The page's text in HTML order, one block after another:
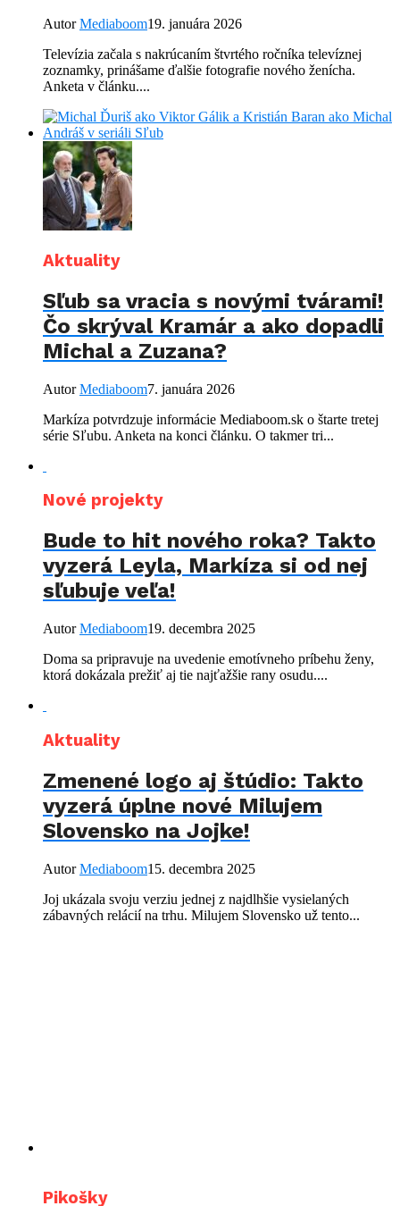
AutorMediaboom19. januára 2026
Televízia začala s nakrúcaním štvrtého ročníka televíznej
zoznamky, prinášame ďalšie fotografie nového ženícha.
Anketa v článku....
Aktuality
Sľub sa vracia s novými tvárami!
Čo skrýval Kramár a ako dopadli
Michal a Zuzana?
AutorMediaboom7. januára 2026
Markíza potvrdzuje informácie Mediaboom.sk o štarte tretej
série Sľubu. Anketa na konci článku. O takmer tri...
Nové projekty
Bude to hit nového roka? Takto
vyzerá Leyla, Markíza si od nej
sľubuje veľa!
AutorMediaboom19. decembra 2025
Doma sa pripravuje na uvedenie emotívneho príbehu ženy,
ktorá dokázala prežiť aj tie najťažšie rany osudu....
Aktuality
Zmenené logo aj štúdio: Takto
vyzerá úplne nové Milujem
Slovensko na Jojke!
AutorMediaboom15. decembra 2025
Joj ukázala svoju verziu jednej z najdlhšie vysielaných
zábavných relácií na trhu. Milujem Slovensko už tento...
Pikošky